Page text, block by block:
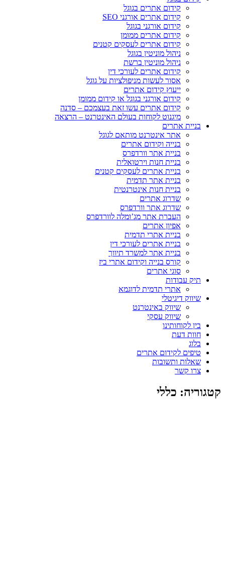
קידום אתרים בגוגל
קידום אתרים אורגני SEO
קידום אורגני בגוגל
קידום אתרים ממומן
קידום אתרים לעסקים קטנים
ניהול מוניטין בגוגל
ניהול מוניטין ברשת
קידום אתרים לעורכי דין
אסור לעשות מניפולציות על גוגל
ייעוץ קידום אתרים
קידום אורגני בגוגל או קידום ממומן
קידום אתרים עשו זאת בעצמכם – סדנה
מיגנוט לקוחות בעולם האינטרנט – הרצאה
בניית אתרים
אתר אינטרנט מותאם לגוגל
בנייה וקידום אתרים
בניית אתר וורדפרס
בניית חנות וירטואלית
בניית אתרים לעסקים קטנים
בניית אתר תדמית
בניית חנות אינטרנטית
שדרוג אתרים
שדרוג אתר וורדפרס
העברת אתר מג’ומלה לוורדפרס
אפיון אתרים
בניית אתרי תדמית
בניית אתרים לעורכי דין
בניית אתר למשרד תיווך
קורס בנייה וקידום אתרי ביז
סוגי אתרים
תיק עבודות
אתרי תדמית לדוגמא
שיווק דיגיטלי
שיווק באינטרנט
שיווק עסקי
בין לקוחותינו
חוות דעת
בלוג
טיפים לקידום אתרים
שאלות ותשובות
צרו קשר
קטגוריה: כללי